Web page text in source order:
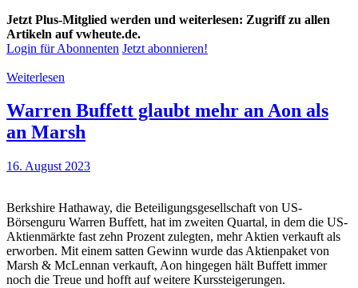
Jetzt Plus-Mitglied werden und weiterlesen: Zugriff zu allen
Artikeln auf vwheute.de.
Login für Abonnenten Jetzt abonnieren!
Weiterlesen
Warren Buffett glaubt mehr an Aon als
an Marsh
16. August 2023
Berkshire Hathaway, die Beteiligungsgesellschaft von US-
Börsenguru Warren Buffett, hat im zweiten Quartal, in dem die US-
Aktienmärkte fast zehn Prozent zulegten, mehr Aktien verkauft als
erworben. Mit einem satten Gewinn wurde das Aktienpaket von
Marsh & McLennan verkauft, Aon hingegen hält Buffett immer
noch die Treue und hofft auf weitere Kurssteigerungen.